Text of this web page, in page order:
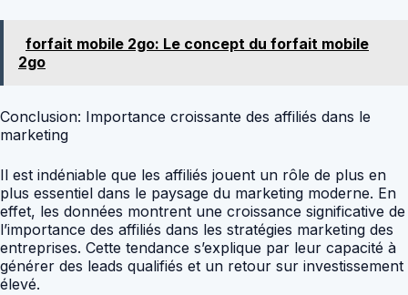
forfait mobile 2go: Le concept du forfait mobile
2go
Conclusion: Importance croissante des affiliés dans le
marketing
Il est indéniable que les affiliés jouent un rôle de plus en
plus essentiel dans le paysage du marketing moderne. En
effet, les données montrent une croissance significative de
l’importance des affiliés dans les stratégies marketing des
entreprises. Cette tendance s’explique par leur capacité à
générer des leads qualifiés et un retour sur investissement
élevé.